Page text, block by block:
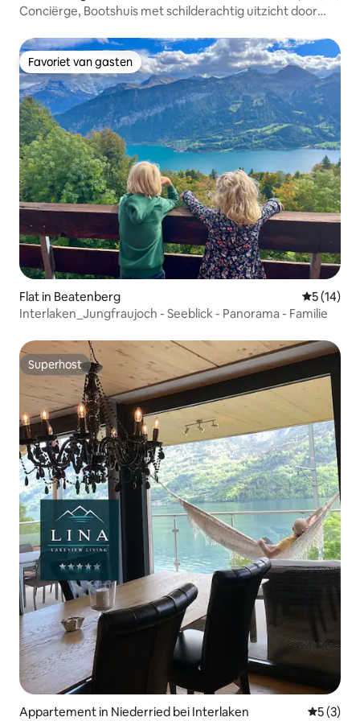
Conciërge, Bootshuis met schilderachtig uitzicht door
Favoriet van gasten
Favoriet van gasten
Flat in Beatenberg
5 (14)
Interlaken_Jungfraujoch - Seeblick - Panorama - Familie
Superhost
Superhost
Appartement in Niederried bei Interlaken
5 (3)